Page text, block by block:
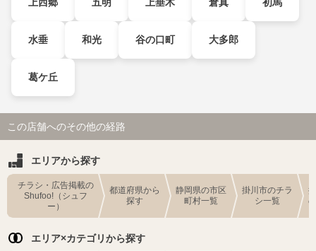
水垂 和光 谷の口町 大多郎
葛ケ丘
この店舗へのその他の経路
エリアから探す
チラシ・広告掲載の
Shufoo!（シュフ
ー）
都道府県から
探す
静岡県の市区
町村一覧
掛川市のチラ
シ一覧
エリア×カテゴリから探す